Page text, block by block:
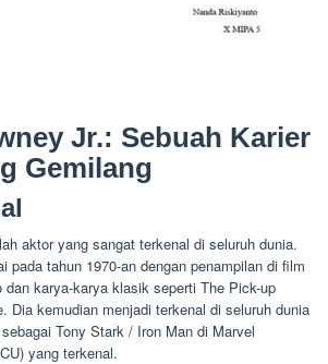
Jr.: Sebuah Karier
Gemilang
aktor yang sangat terkenal di seluruh dunia.
pada tahun 1970-an dengan penampilan di film
dan karya-karya klasik seperti The Pick-up
Dia kemudian menjadi terkenal di seluruh dunia
Tony Stark / Iron Man di Marvel
yang terkenal.